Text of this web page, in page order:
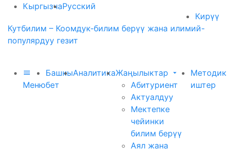
КыргызчаРусский
Кирүү
Кутбилим – Коомдук-билим берүү жана илимий-
популярдуу гезит
Меню
Башкы
бет
АналитикаЖаңылыктар
Абитуриент
Актуалдуу
Мектепке
чейинки
билим берүү
Аял жана
иштер